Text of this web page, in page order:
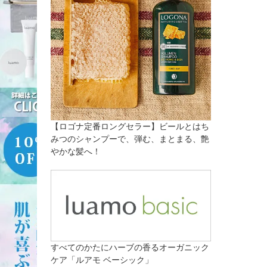
【ロゴナ定番ロングセラー】ビールとはち
みつのシャンプーで、弾む、まとまる、艶
やかな髪へ！
すべてのかたにハーブの香るオーガニック
ケア「ルアモ ベーシック」